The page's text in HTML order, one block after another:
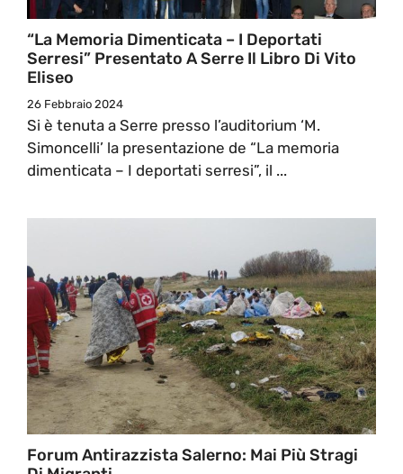
“La Memoria Dimenticata – I Deportati
Serresi” Presentato A Serre Il Libro Di Vito
Eliseo
26 Febbraio 2024
Si è tenuta a Serre presso l’auditorium ‘M.
Simoncelli’ la presentazione de “La memoria
dimenticata – I deportati serresi”, il ...
Forum Antirazzista Salerno: Mai Più Stragi